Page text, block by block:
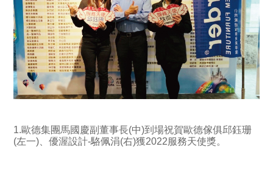
1.歐德集團馬國慶副董事長(中)到場祝賀歐德傢俱邱鈺珊
(左一)、優渥設計-駱佩涓(右)獲2022服務天使獎。